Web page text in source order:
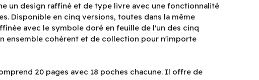
un design raffiné et de type livre avec une fonctionnalité
Disponible en cinq versions, toutes dans la même
avec le symbole doré en feuille de l'un des cinq
ensemble cohérent et de collection pour n'importe
20 pages avec 18 poches chacune. Il offre de